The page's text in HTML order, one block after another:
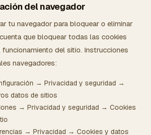
del navegador
tu navegador para bloquear o eliminar
que bloquear todas las cookies
del sitio. Instrucciones
navegadores:
→ Privacidad y seguridad →
datos de sitios
→ Privacidad y seguridad → Cookies
→ Privacidad → Cookies y datos